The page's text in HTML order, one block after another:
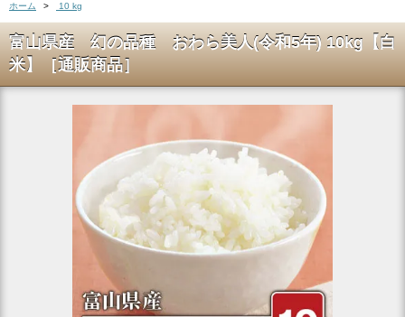
ホーム
> 10 kg
富山県産 幻の品種 おわら美人(令和5年) 10kg【白
米】［通販商品］